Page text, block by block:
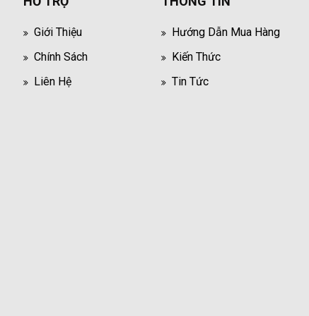
Giới Thiệu
Chính Sách
Liên Hệ
Hướng Dẫn Mua Hàng
Kiến Thức
Tin Tức